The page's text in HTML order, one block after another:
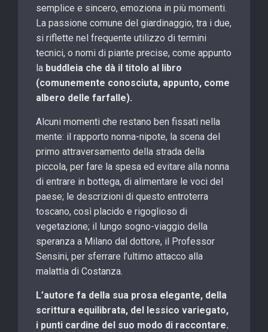
semplice e sincero, emoziona in più momenti.
La passione comune del giardinaggio, tra i due,
si riflette nel frequente utilizzo di termini
tecnici, o nomi di piante precise, come appunto
la buddleia che dà il titolo al libro
(comunemente conosciuta, appunto, come
albero delle farfalle).
Alcuni momenti che restano ben fissati nella
mente: il rapporto nonna-nipote, la scena del
primo attraversamento della strada della
piccola, per fare la spesa ed evitare alla nonna
di entrare in bottega, di alimentare le voci del
paese; le descrizioni di questo entroterra
toscano, così placido e rigoglioso di
vegetazione; il lungo sogno-viaggio della
speranza a Milano dal dottore, il Professor
Sensini, per sferrare l’ultimo attacco alla
malattia di Costanza.
L’autore fa della sua prosa elegante, della
scrittura equilibrata, del lessico variegato,
i punti cardine del suo modo di raccontare.